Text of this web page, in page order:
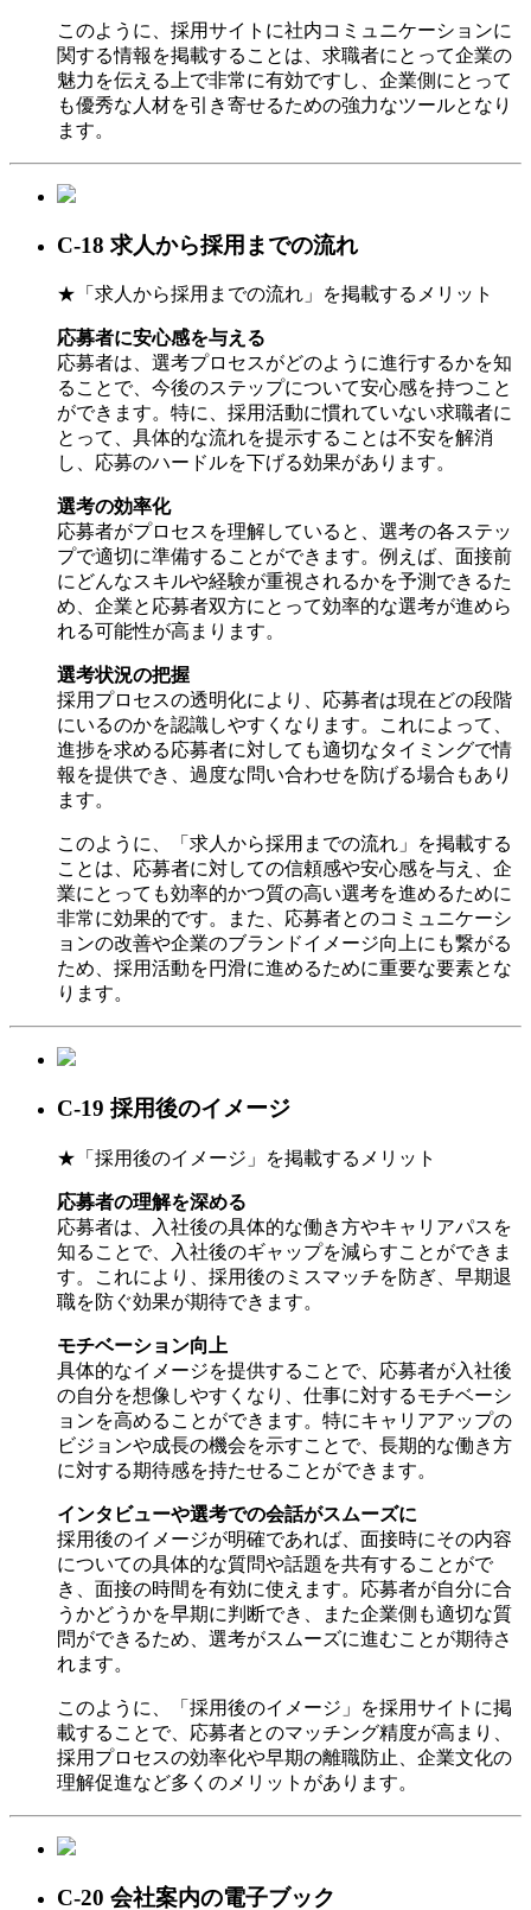
このように、採用サイトに社内コミュニケーションに
関する情報を掲載することは、求職者にとって企業の
魅力を伝える上で非常に有効ですし、企業側にとって
も優秀な人材を引き寄せるための強力なツールとなり
ます。
C-18 求人から採用までの流れ
★「求人から採用までの流れ」を掲載するメリット
応募者に安心感を与える
応募者は、選考プロセスがどのように進行するかを知
ることで、今後のステップについて安心感を持つこと
ができます。特に、採用活動に慣れていない求職者に
とって、具体的な流れを提示することは不安を解消
し、応募のハードルを下げる効果があります。
選考の効率化
応募者がプロセスを理解していると、選考の各ステッ
プで適切に準備することができます。例えば、面接前
にどんなスキルや経験が重視されるかを予測できるた
め、企業と応募者双方にとって効率的な選考が進めら
れる可能性が高まります。
選考状況の把握
採用プロセスの透明化により、応募者は現在どの段階
にいるのかを認識しやすくなります。これによって、
進捗を求める応募者に対しても適切なタイミングで情
報を提供でき、過度な問い合わせを防げる場合もあり
ます。
このように、「求人から採用までの流れ」を掲載する
ことは、応募者に対しての信頼感や安心感を与え、企
業にとっても効率的かつ質の高い選考を進めるために
非常に効果的です。また、応募者とのコミュニケーシ
ョンの改善や企業のブランドイメージ向上にも繋がる
ため、採用活動を円滑に進めるために重要な要素とな
ります。
C-19 採用後のイメージ
★「採用後のイメージ」を掲載するメリット
応募者の理解を深める
応募者は、入社後の具体的な働き方やキャリアパスを
知ることで、入社後のギャップを減らすことができま
す。これにより、採用後のミスマッチを防ぎ、早期退
職を防ぐ効果が期待できます。
モチベーション向上
具体的なイメージを提供することで、応募者が入社後
の自分を想像しやすくなり、仕事に対するモチベーシ
ョンを高めることができます。特にキャリアアップの
ビジョンや成長の機会を示すことで、長期的な働き方
に対する期待感を持たせることができます。
インタビューや選考での会話がスムーズに
採用後のイメージが明確であれば、面接時にその内容
についての具体的な質問や話題を共有することがで
き、面接の時間を有効に使えます。応募者が自分に合
うかどうかを早期に判断でき、また企業側も適切な質
問ができるため、選考がスムーズに進むことが期待さ
れます。
このように、「採用後のイメージ」を採用サイトに掲
載することで、応募者とのマッチング精度が高まり、
採用プロセスの効率化や早期の離職防止、企業文化の
理解促進など多くのメリットがあります。
C-20 会社案内の電子ブック